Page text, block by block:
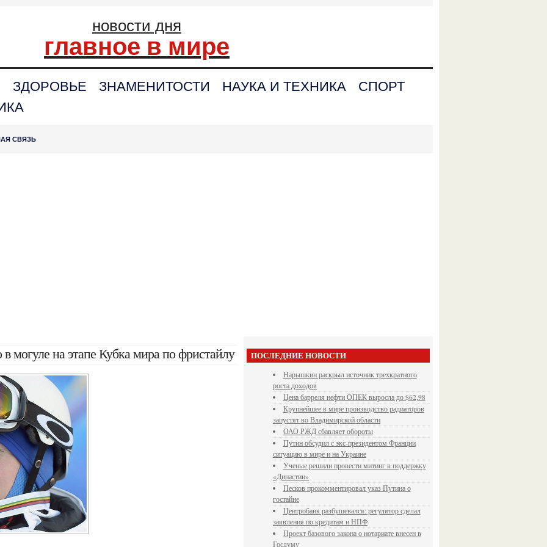
новости дня
главное в мире
ЗДОРОВЬЕ ЗНАМЕНИТОСТИ НАУКА И ТЕХНИКА
СПОРТ
СВЯЗЬ
в могуле на этапе Кубка мира по фристайлу ПОСЛЕДНИЕ НОВОСТИ
Нарышкин раскрыл источник трехкратного
роста доходов
Цена барреля нефти ОПЕК выросла до $62,98
Крупнейшее в мире производство радиаторов
запустят во Владимирской области
ОАО РЖД сбавляет обороты
Путин обсудил с экс-президентом Франции
ситуацию в мире и на Украине
Ученые решили провести митинг в поддержку
«Династии»
Песков прокомментировал указ Путина о
гостайне
Центробанк разбушевался: регулятор сделал
заявления по кредитам и НПФ
Проект базового закона о нотариате внесен в
Госдуму